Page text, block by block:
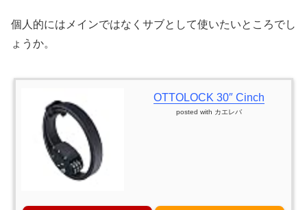
個人的にはメインではなくサブとして使いたいところでし
ょうか。
OTTOLOCK 30″ Cinch
posted with カエレバ